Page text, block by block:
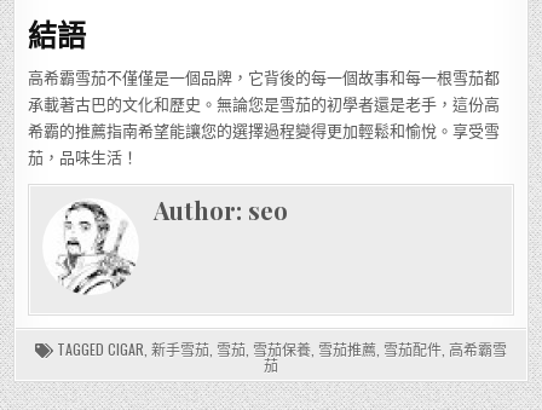
結語
高希霸雪茄不僅僅是一個品牌，它背後的每一個故事和每一根雪茄都
承載著古巴的文化和歷史。無論您是雪茄的初學者還是老手，這份高
希霸的推薦指南希望能讓您的選擇過程變得更加輕鬆和愉悅。享受雪
茄，品味生活！
Author: seo
TAGGED CIGAR 新手雪茄 雪茄 雪茄保養 雪茄推薦 雪茄配件 高希霸雪
茄